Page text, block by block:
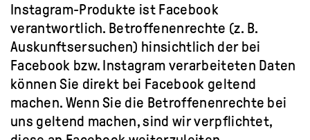
Instagram-Produkte ist Facebook
verantwortlich. Betroffenenrechte (z. B.
Auskunftsersuchen) hinsichtlich der bei
Facebook bzw. Instagram verarbeiteten Daten
können Sie direkt bei Facebook geltend
machen. Wenn Sie die Betroffenenrechte bei
uns geltend machen, sind wir verpflichtet,